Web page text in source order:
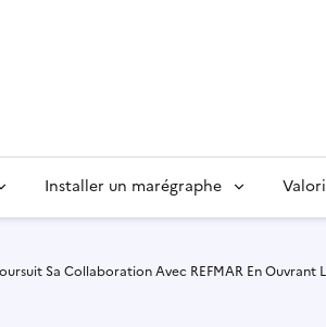
Installer un marégraphe
Sa Collaboration Avec REFMAR En